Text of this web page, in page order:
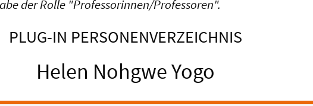
der Rolle "Professorinnen/Professoren".
PLUG-IN PERSONENVERZEICHNIS
Helen Nohgwe Yogo